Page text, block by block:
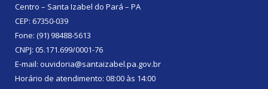
Centro – Santa Izabel do Pará – PA
CEP: 67350-039
Fone: (91) 98488-5613
CNPJ: 05.171.699/0001-76
E-mail: ouvidoria@santaizabel.pa.gov.br
Horário de atendimento: 08:00 às 14:00